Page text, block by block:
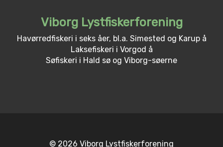
Viborg Lystfiskerforening
Havørredfiskeri i seks åer, bl.a. Simested og Karup å
Laksefiskeri i Vorgod å
Søfiskeri i Hald sø og Viborg-søerne
© 2026 Viborg Lystfiskerforening